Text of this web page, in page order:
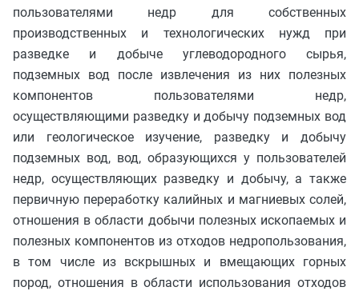
пользователями недр для собственных
производственных и технологических нужд при
разведке и добыче углеводородного сырья,
подземных вод после извлечения из них полезных
компонентов пользователями недр,
осуществляющими разведку и добычу подземных вод
или геологическое изучение, разведку и добычу
подземных вод, вод, образующихся у пользователей
недр, осуществляющих разведку и добычу, а также
первичную переработку калийных и магниевых солей,
отношения в области добычи полезных ископаемых и
полезных компонентов из отходов недропользования,
в том числе из вскрышных и вмещающих горных
пород, отношения в области использования отходов